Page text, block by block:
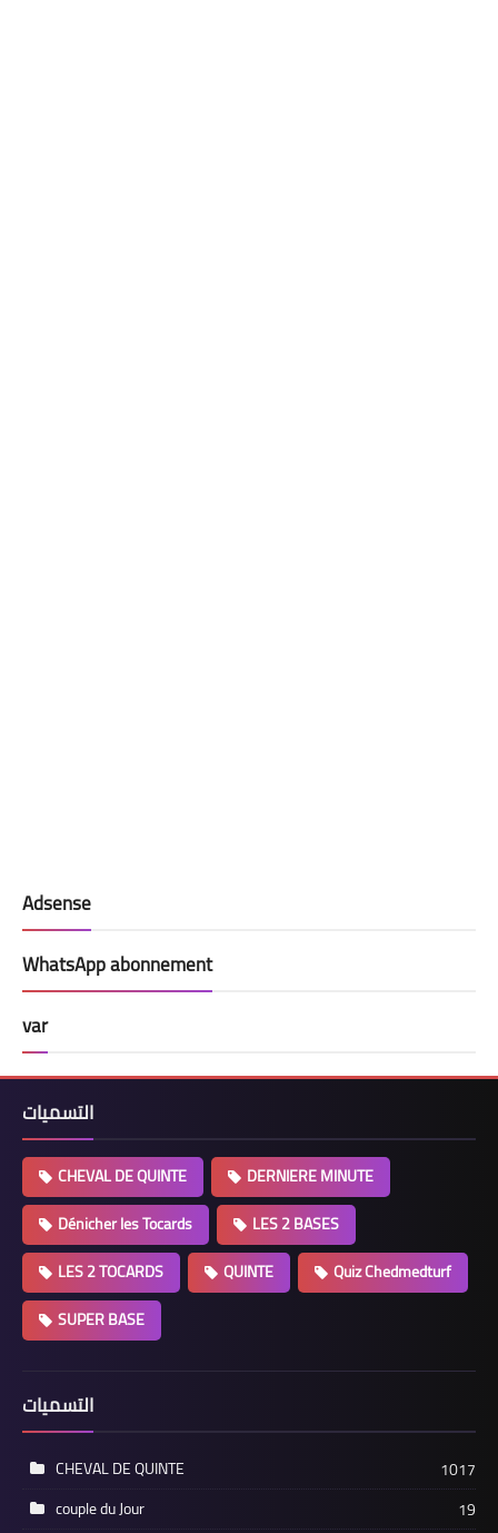
Adsense
WhatsApp abonnement
var
التسميات
CHEVAL DE QUINTE
DERNIERE MINUTE
Dénicher les Tocards
LES 2 BASES
LES 2 TOCARDS
QUINTE
Quiz Chedmedturf
SUPER BASE
التسميات
CHEVAL DE QUINTE
1017
couple du Jour
19